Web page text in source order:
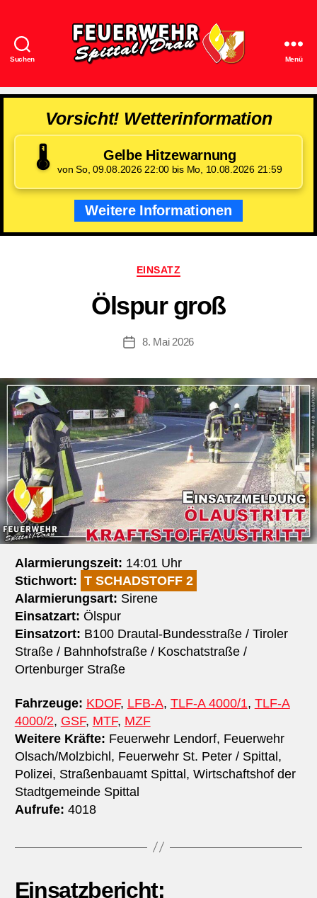
Suchen
Spittal/Drau
Menü
Vorsicht! Wetterinformation
🌡️ Gelbe Hitzewarnung
von So, 09.08.2026 22:00 bis Mo, 10.08.2026 21:59
Weitere Informationen
Kategorien
EINSATZ
Ölspur groß
Beitragsdatum
8. Mai 2026
Alarmierungszeit: 14:01 Uhr
Stichwort: T SCHADSTOFF 2
Alarmierungsart: Sirene
Einsatzart: Ölspur
Einsatzort: B100 Drautal-Bundesstraße / Tiroler
Straße / Bahnhofstraße / Koschatstraße /
Ortenburger Straße
Fahrzeuge: KDOF, LFB-A, TLF-A 4000/1, TLF-A
4000/2, GSF, MTF, MZF
Weitere Kräfte: Feuerwehr Lendorf, Feuerwehr
Olsach/Molzbichl, Feuerwehr St. Peter / Spittal,
Polizei, Straßenbauamt Spittal, Wirtschaftshof der
Stadtgemeinde Spittal
Aufrufe: 4018
Einsatzbericht: